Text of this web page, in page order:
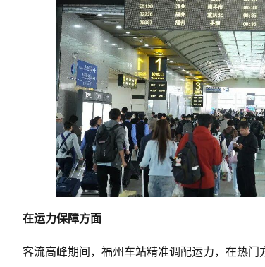
在运力保障方面
客流高峰期间，福州车站精准调配运力，在热